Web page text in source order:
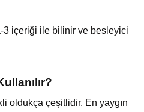
3 içeriği ile bilinir ve besleyici
oldukça çeşitlidir. En yaygın